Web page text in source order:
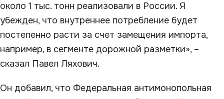
около 1 тыс. тонн реализовали в России. Я
убежден, что внутреннее потребление будет
постепенно расти за счет замещения импорта,
например, в сегменте дорожной разметки», –
сказал Павел Ляхович.
Он добавил, что Федеральная антимонопольная